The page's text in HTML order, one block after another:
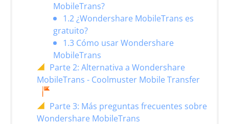
MobileTrans?
1.2 ¿Wondershare MobileTrans es
gratuito?
1.3 Cómo usar Wondershare
MobileTrans
Parte 2: Alternativa a Wondershare
MobileTrans - Coolmuster Mobile Transfer
Parte 3: Más preguntas frecuentes sobre
Wondershare MobileTrans